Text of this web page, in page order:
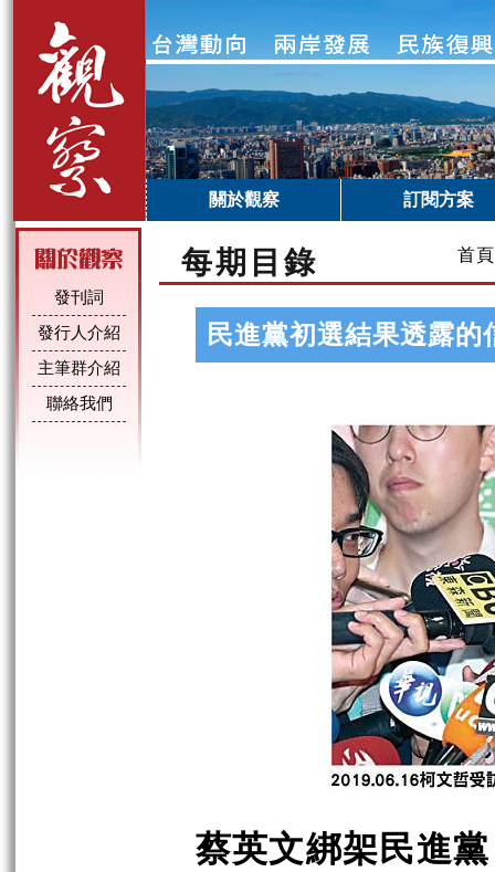
關於觀察 訂閱方案
發刊詞
發行人介紹
主筆群介紹
聯絡我們
每期目錄 首頁
民進黨初選結果透露的
蔡英文綁架民進